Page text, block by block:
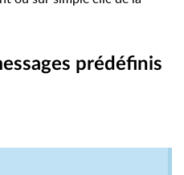
prédéfinis